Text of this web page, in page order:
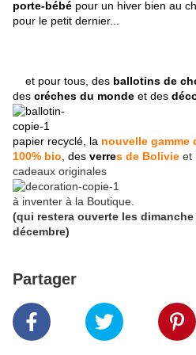
porte-bébé pour un hiver bien au
pour le petit dernier...
et pour tous, des ballotins de
des créches du monde et des
papier recyclé, la nouvelle gamme
100% bio , des verres de Bolivie et
cadeaux originales
à inventer à la Boutique.
(qui restera ouverte les
décembre)
Partager